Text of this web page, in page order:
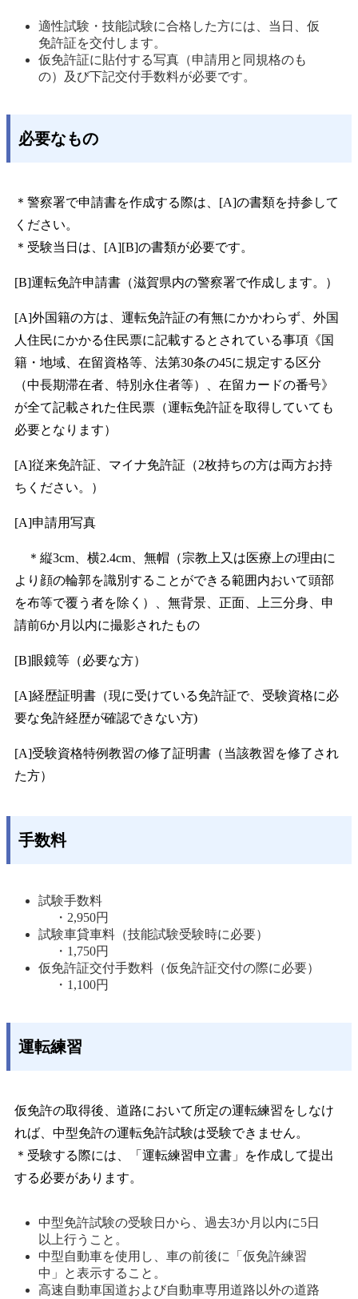
適性試験・技能試験に合格した方には、当日、仮
免許証を交付します。
仮免許証に貼付する写真（申請用と同規格のも
の）及び下記交付手数料が必要です。
必要なもの
＊警察署で申請書を作成する際は、[A]の書類を持参して
ください。
＊受験当日は、[A][B]の書類が必要です。
[B]運転免許申請書（滋賀県内の警察署で作成します。）
[A]外国籍の方は、運転免許証の有無にかかわらず、外国
人住民にかかる住民票に記載するとされている事項《国
籍・地域、在留資格等、法第30条の45に規定する区分
（中長期滞在者、特別永住者等）、在留カードの番号》
が全て記載された住民票（運転免許証を取得していても
必要となります）
[A]従来免許証、マイナ免許証（2枚持ちの方は両方お持
ちください。）
[A]申請用写真
＊縦3cm、横2.4cm、無帽（宗教上又は医療上の理由に
より顔の輪郭を識別することができる範囲内おいて頭部
を布等で覆う者を除く）、無背景、正面、上三分身、申
請前6か月以内に撮影されたもの
[B]眼鏡等（必要な方）
[A]経歴証明書（現に受けている免許証で、受験資格に必
要な免許経歴が確認できない方)
[A]受験資格特例教習の修了証明書（当該教習を修了され
た方）
手数料
試験手数料
・2,950円
試験車貸車料（技能試験受験時に必要）
・1,750円
仮免許証交付手数料（仮免許証交付の際に必要）
・1,100円
運転練習
仮免許の取得後、道路において所定の運転練習をしなけ
れば、中型免許の運転免許試験は受験できません。
＊受験する際には、「運転練習申立書」を作成して提出
する必要があります。
中型免許試験の受験日から、過去3か月以内に5日
以上行うこと。
中型自動車を使用し、車の前後に「仮免許練習
中」と表示すること。
高速自動車国道および自動車専用道路以外の道路